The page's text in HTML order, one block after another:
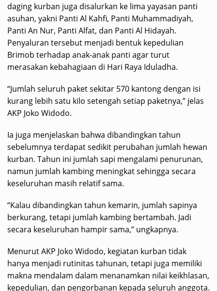
daging kurban juga disalurkan ke lima yayasan panti
asuhan, yakni Panti Al Kahfi, Panti Muhammadiyah,
Panti An Nur, Panti Alfat, dan Panti Al Hidayah.
Penyaluran tersebut menjadi bentuk kepedulian
Brimob terhadap anak-anak panti agar turut
merasakan kebahagiaan di Hari Raya Iduladha.
“Jumlah seluruh paket sekitar 570 kantong dengan isi
kurang lebih satu kilo setengah setiap paketnya,” jelas
AKP Joko Widodo.
Ia juga menjelaskan bahwa dibandingkan tahun
sebelumnya terdapat sedikit perubahan jumlah hewan
kurban. Tahun ini jumlah sapi mengalami penurunan,
namun jumlah kambing meningkat sehingga secara
keseluruhan masih relatif sama.
“Kalau dibandingkan tahun kemarin, jumlah sapinya
berkurang, tetapi jumlah kambing bertambah. Jadi
secara keseluruhan hampir sama,” ungkapnya.
Menurut AKP Joko Widodo, kegiatan kurban tidak
hanya menjadi rutinitas tahunan, tetapi juga memiliki
makna mendalam dalam menanamkan nilai keikhlasan,
kepedulian, dan pengorbanan kepada seluruh anggota.